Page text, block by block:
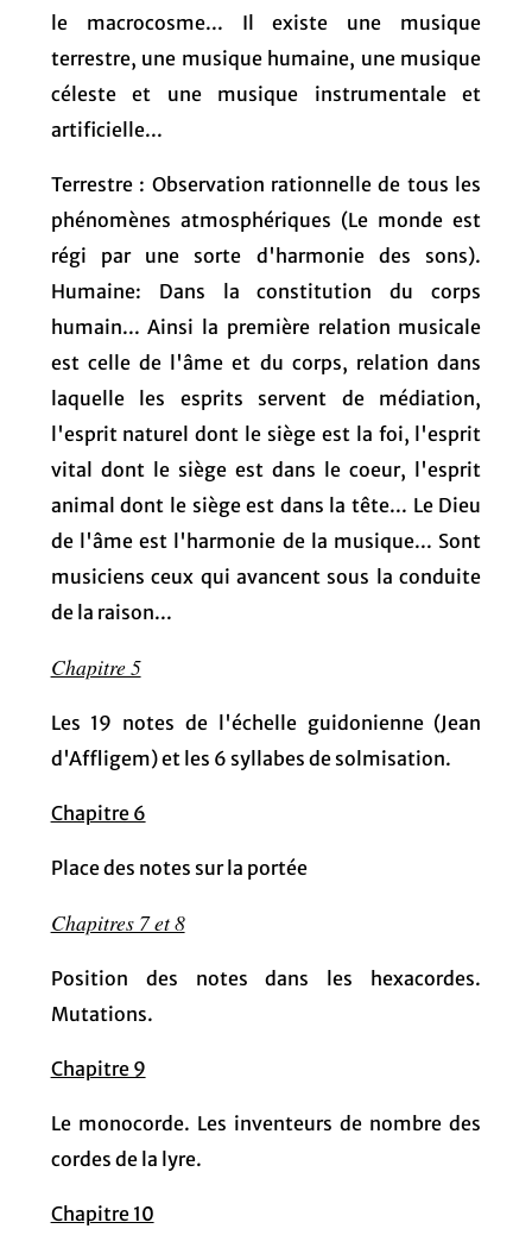
le macrocosme... Il existe une musique
terrestre, une musique humaine, une musique
céleste et une musique instrumentale et
artificielle...
Terrestre : Observation rationnelle de tous les
phénomènes atmosphériques (Le monde est
régi par une sorte d'harmonie des sons).
Humaine: Dans la constitution du corps
humain... Ainsi la première relation musicale
est celle de l'âme et du corps, relation dans
laquelle les esprits servent de médiation,
l'esprit naturel dont le siège est la foi, l'esprit
vital dont le siège est dans le coeur, l'esprit
animal dont le siège est dans la tête... Le Dieu
de l'âme est l'harmonie de la musique... Sont
musiciens ceux qui avancent sous la conduite
de la raison...
Chapitre 5
Les 19 notes de l'échelle guidonienne (Jean
d'Affligem) et les 6 syllabes de solmisation.
Chapitre 6
Place des notes sur la portée
Chapitres 7 et 8
Position des notes dans les hexacordes.
Mutations.
Chapitre 9
Le monocorde. Les inventeurs de nombre des
cordes de la lyre.
Chapitre 10